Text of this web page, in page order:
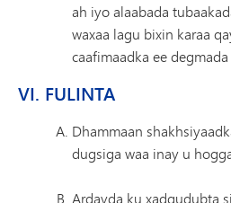
ah iyo alaabada
waxaa lagu bixin karaa
caafimaadka ee
VI. FULINTA
Dhammaan
dugsiga waa inay u
Ardayda ku xadgudubta